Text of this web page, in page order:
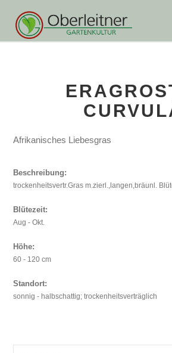
Afrikanisches Liebesgras
Beschreibung:
trockenheitsvertr.Gras m.zierl.,langen,bräunl.
Blütezeit:
Aug - Okt.
Höhe:
60 - 120 cm
Standort:
sonnig - halbschattig; trockenheitsverträglich